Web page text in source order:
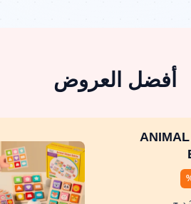
أفضل العروض